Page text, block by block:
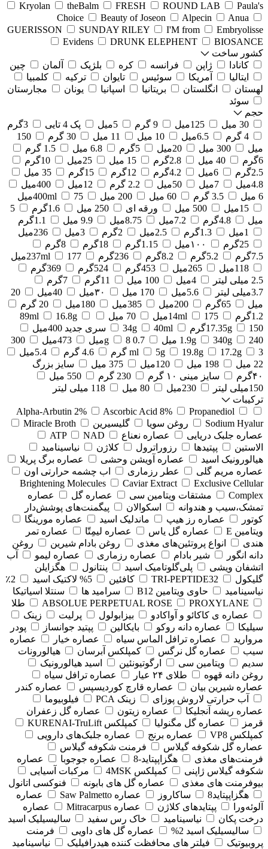
Kryolan
theBalm FRESH ROUND LAB
Paula's
Choice
Beauty of Joseon Alpecin
Anua
GUERISSON
SUNDAY RILEY I'M from
Embryolisse
Evidens
DRUNK ELEPHENT
BIOSANCE
کشور ساخت
کانادا
ژاپن فرانسه کره بلژیک آلمان
چین
ایتالیا
آمریکا سوئیس تایوان ترکیه
کلمبیا
لهستان
انگلستان بریتانیا اسپانیا یونان
مجارستان
سوئد
حجم
30 میل
125میل 9 گرم 5میل پک 4 تایی
3گرم
4 گرم
6.5میل 10 میل 11 میل 30 گرم
150
میل
300 میل 20میل 5گرم 6.8 میل
1.5 گرم
6گرم
40 میل 2.8گرم 15 میل 25میل
10گرم
2.5گرم
6میل 4.2گرم 12گرم 15گرم
35 میل
4.8میل
7میل 50میل 2.2 گرم 12میل
400میل
6 میل
3.5 گرم 60 میل 200 میل 400ml
75میل
15میل
500 میل ورقه ای 250 میل 1.6گرم
5
میل
4.8گرم 7.2میل 8.75میل 9.9 میل
1.1گرم
1میل
1.3گرم 2.5میل 2گرم 3میل
236میل
25گرم
۱۰۰میل 1.15گرم 18گرم
8گرم
7.5گرم
5.2گرم 8.2گرم 236گرم 237ml
177میل
118میل
265میل 453گرم 524گرم
369گرم
2.5 میلی لیتر
4میل 100 میل 11گرم
7گرم
3.7میلی لیتر
5.6میل 170 میل ۳۰میل 40میل
20
میل
65گرم 200میل 385میل 180میل
20 گرم
1.2گرم
14ml 175میل 70 میل 89ml
16.8g
17.35g
150گرم 34g 40ml
سری جدید 400میل
1.9g
340g 240 میل 0.7 g 8میل 473میل
300
ml
5g 19.8g 17.2g 3 گرم 4.6 گرم
5.4میل
22 میل
198 میل 120میل 375 میل
سایز بزرگ
۴۰گرم
سایز مینی ۱۰ گرم 230 گرم
550 میل
150میلی لیتر
230میل 80 میل
118 میلی لیتر
ترکیبات
Alpha-Arbutin 2%
Ascorbic Acid 8%
Propanediol
Sodium Hyalur
روغن سویا گلیسیرین
Miracle Broth
عصاره جلبک دریایی
عصاره نعناع ATP
NAD
الاستین
پپتیدها رزوراترول کلاژن
⁠نیاسینامید
هیالورونیک اسید
عصاره آویشن وحشی
عصاره برگ پریلا
عصاره مریم گلی
عطر رزماری
اب چشمه حرارتی اون
Brightening Molecules
Caviar Extract
Exclusive Cellular
Complex
مشتقات ویتامین سی عصاره گل
عصاره
تمشک،سیب و هندوانه
اسکوالان
پیگمنت‌های پوشش‌دار
کوتور
عصاره رز هیپ ماندلیک اسید
عصاره مورینگا
ویتامین E
عصاره گل یاس عصاره لیمِتّا
عصاره تمر
هندی
انواع پروتئین‌های مغذی روغن بادام شیرین
روغن
دانه انگور
شیر بادام عصاره رزماری عصاره لیمو
آب
اتشفان ویشی
پلی‌گلوتامیک اسید پنتانول
هگزایلن
گلیکول
TRI-PEPTIDE32 کافئین 5% لاکتیک اسید
2٪
نیاسینامید
حاوی ویتامین B12 سرامید ها
سنتلا اسیاتیکا
ABSOLUE PERPETUAL ROSE
PROXYLANE
طلا
عصاره ی کاکائو و آواکادو
بیزابولول پرلیت
زینک
سیلیکا
عصاره دانه روکو بایکالین پپتید جوانساز
پودر
مروارید
عصاره ترافل الماس سیاه عصاره خیار
عصاره
سیب
عصاره گل نرگس کمپلکس آبرسان
هیالورونات
سدیم
ویتامین سی ارگوتیونئین
اسید هیالورونیک
روغن دانه قهوه
طلای ۲۴ عیار
عصاره ترافل سیاه
عصاره شیرین بیان
عصاره قارچ کوردیسپس
عصاره کندر
آب حرارتی لاروش پوزای
زینک PCA
فیلوبیوما
عصاره ریشه آنجلیکا
عصاره زیتون
عصاره گل زعفران
قرمز
عصاره گل مگنولیا
کمپلکس KURENAI-TruLift
کمپلکس VP8
عصاره برنج
عصاره جلبک‌های دارویی
عصاره گل شکوفه گیلاس
فرمنت شکوفه گیلاس
فرمنت‌های مغذی
هگزاپپتاید-8 عصاره جوجوبا
عصاره
شکوفه گیلاس ژاپنی
کمپلکس 4MSK
مرکبات آسیایی
بیوفرمنت های مغذی
عصاره گل های بابونه
فنوکسی اتانول
هگزاپپتاید8
ساکاروز عصاره Saw Palmetto
عصاره
آلوئه‌ورا
پپتایدهای کلاژن عصاره Mitracarpus
عصاره
درخت پکان
نیاسینامید خاک رس سفید
سالیسیلیک اسید
سالیسیلیک اسید 2%
عصاره گل های داویی
فرمنت
پروبیوتیک
فیلتر های محافظت کننده هیدرافیلیک
نیاسینامید